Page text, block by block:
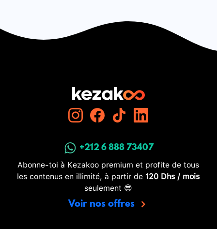
+212 6 888 73407
Abonne-toi à Kezakoo premium et profite de tous
les contenus en illimité, à partir de 120 Dhs / mois
seulement 😎
Voir nos offres